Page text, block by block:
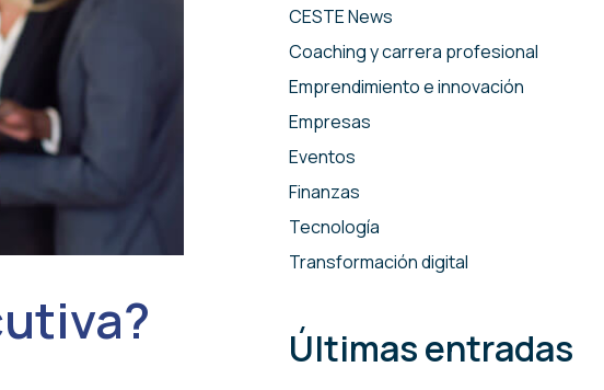
CESTE News
Coaching y carrera profesional
Emprendimiento e innovación
Empresas
Eventos
Finanzas
Tecnología
Transformación digital
Últimas entradas